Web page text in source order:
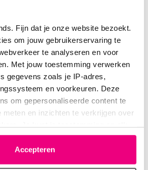
Fijn dat je onze website bezoekt.
om jouw gebruikerservaring te
te analyseren en voor
Met jouw toestemming verwerken
gegevens zoals je IP-adres,
en voorkeuren. Deze
om gepersonaliseerde content te
meten en inzichten te verkrijgen over
intrekken via het cookie-icoontje
De lijst met partners is te vinden
Accepteren
onzekerheid over de aanpak.
doen), veel eiwitten er in.
dat je gewicht niet te laag is.
geen oplossing maar helaas
het lastigste.
om te reageren